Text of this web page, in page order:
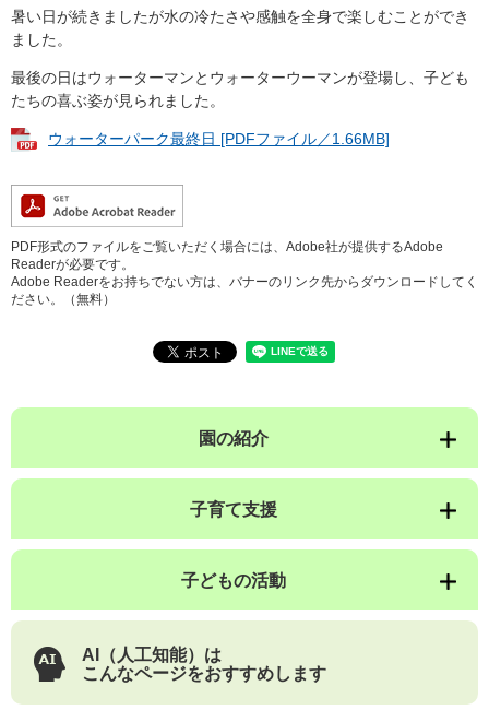
暑い日が続きましたが水の冷たさや感触を全身で楽しむことができ
ました。
最後の日はウォーターマンとウォーターウーマンが登場し、子ども
たちの喜ぶ姿が見られました。
ウォーターパーク最終日 [PDFファイル／1.66MB]
PDF形式のファイルをご覧いただく場合には、Adobe社が提供するAdobe
Readerが必要です。
Adobe Readerをお持ちでない方は、バナーのリンク先からダウンロードしてく
ださい。（無料）
園の紹介
子育て支援
子どもの活動
AI（人工知能）は
こんなページをおすすめします